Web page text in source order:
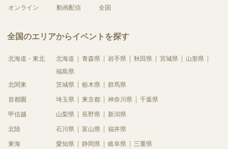
オンライン 動画配信 全国
全国のエリアからイベントを探す
北海道・東北 北海道 青森県 岩手県 秋田県 宮城県
山形県
福島県
北関東
茨城県 栃木県 群馬県
首都圏 埼玉県 東京都 神奈川県 千葉県
甲信越 山梨県 長野県 新潟県
北陸 石川県 富山県 福井県
東海 愛知県 静岡県 岐阜県 三重県